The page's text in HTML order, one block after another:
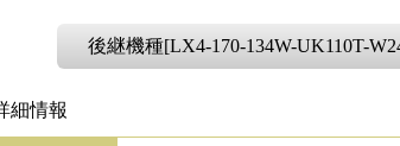
後継機種[LX4-170-134W-UK110T-
細情報